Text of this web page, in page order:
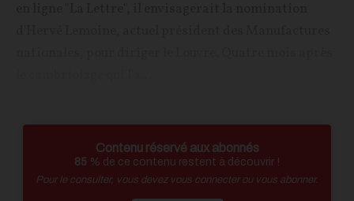
Contenu réservé aux abonnés
85 % de ce contenu restent à découvrir !
Pour le consulter, vous devez vous connecter ou vous abonner.